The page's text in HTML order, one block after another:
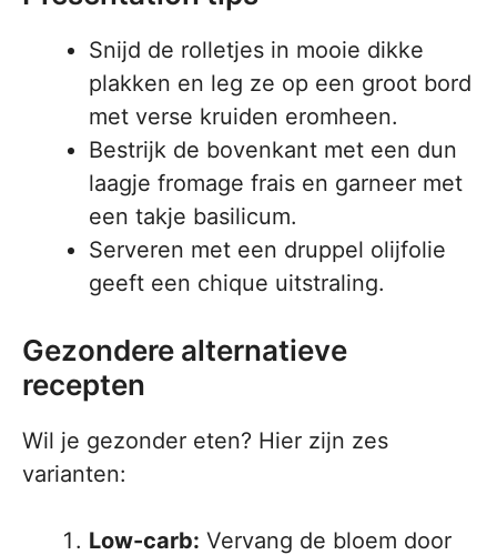
Snijd de rolletjes in mooie dikke
plakken en leg ze op een groot bord
met verse kruiden eromheen.
Bestrijk de bovenkant met een dun
laagje fromage frais en garneer met
een takje basilicum.
Serveren met een druppel olijfolie
geeft een chique uitstraling.
Gezondere alternatieve
recepten
Wil je gezonder eten? Hier zijn zes
varianten:
Low-carb: Vervang de bloem door